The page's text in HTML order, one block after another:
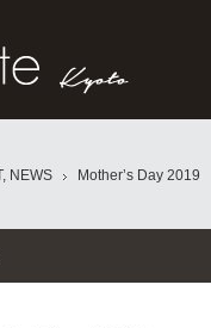
, NEWS Mother’s Day 2019